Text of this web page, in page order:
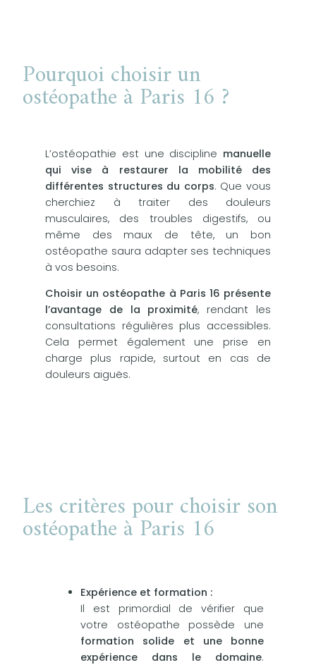
Pourquoi choisir un
ostéopathe à Paris 16 ?
L’ostéopathie est une discipline manuelle
qui vise à restaurer la mobilité des
différentes structures du corps. Que vous
cherchiez à traiter des douleurs
musculaires, des troubles digestifs, ou
même des maux de tête, un bon
ostéopathe saura adapter ses techniques
à vos besoins.
Choisir un ostéopathe à Paris 16 présente
l’avantage de la proximité, rendant les
consultations régulières plus accessibles.
Cela permet également une prise en
charge plus rapide, surtout en cas de
douleurs aiguës.
Les critères pour choisir son
ostéopathe à Paris 16
Expérience et formation :
Il est primordial de vérifier que
votre ostéopathe possède une
formation solide et une bonne
expérience dans le domaine.